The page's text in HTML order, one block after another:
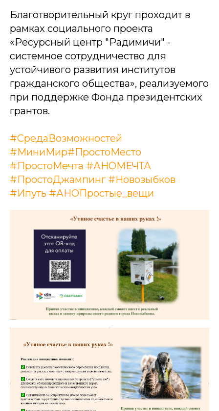
Благотворительный круг проходит в
рамках социального проекта
«Ресурсный центр "Радимичи" -
системное сотрудничество для
устойчивого развития институтов
гражданского общества», реализуемого
при поддержке Фонда президентских
грантов.
#СредаВозможностей
#МиниМир#ПростоМесто
#ПростоМечта #АНОМЕЧТА
#ПростоДжампинг #Новозыбков
#Ипуть #АНОПростые_вещи